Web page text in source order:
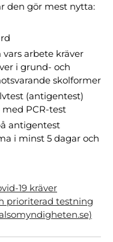
den gör mest nytta:
arbete kräver
i grund- och
skolformer
(antigentest)
PCR-test
antigentest
i minst 5 dagar och
19 kräver
prioriterad testning